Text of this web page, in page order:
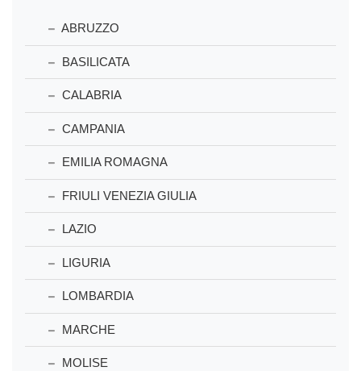
ABRUZZO
BASILICATA
CALABRIA
CAMPANIA
EMILIA ROMAGNA
FRIULI VENEZIA GIULIA
LAZIO
LIGURIA
LOMBARDIA
MARCHE
MOLISE